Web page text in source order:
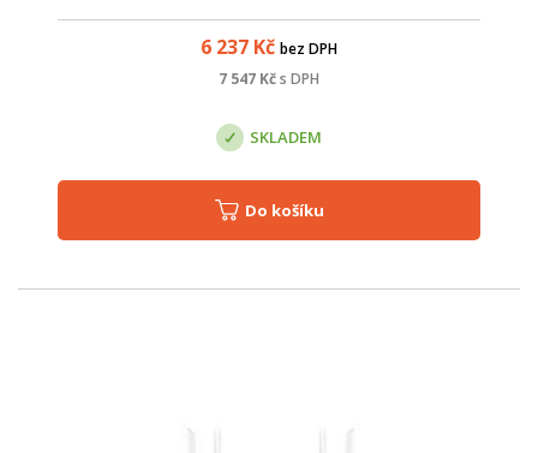
6 237 Kč bez DPH
7 547 Kčs DPH
SKLADEM
Do košíku